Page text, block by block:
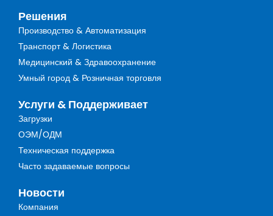
Решения
Производство & Автоматизация
Транспорт & Логистика
Медицинский & Здравоохранение
Умный город & Розничная торговля
Услуги & Поддерживает
Загрузки
ОЭМ/ОДМ
Техническая поддержка
Часто задаваемые вопросы
Новости
Компания